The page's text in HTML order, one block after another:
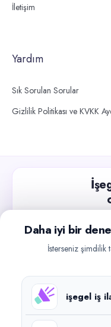
İletişim
Yardım
Sık Sorulan Sorular
Gizlilik Politikası ve KVKK
Güncel iş
Daha iyi bir
İsterseniz şimdilik
işegel iş